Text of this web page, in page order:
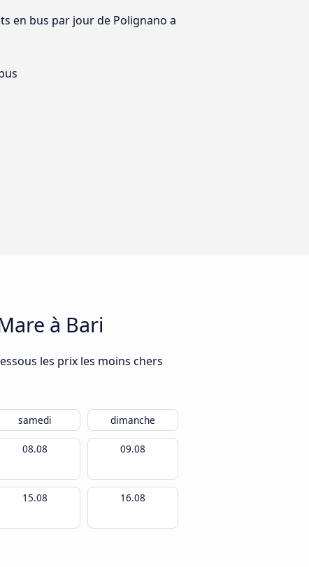
en bus par jour de Polignano a
à Bari
les prix les moins chers
samedi dimanche
08.08 09.08
15.08 16.08